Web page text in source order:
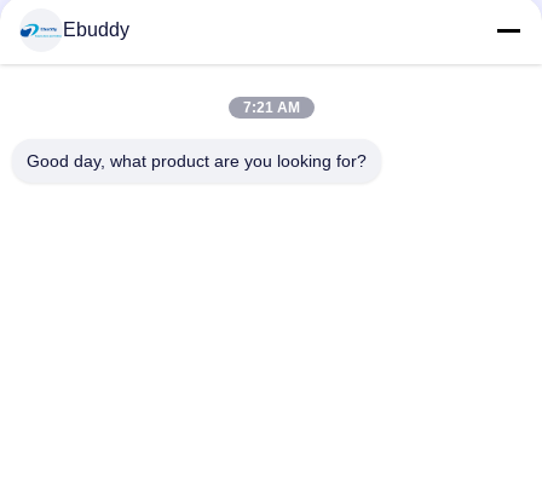
Ebuddy
7:21 AM
Good day, what product are you looking for?